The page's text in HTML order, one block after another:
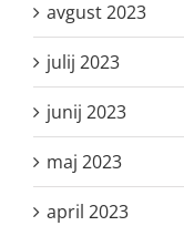
avgust 2023
julij 2023
junij 2023
maj 2023
april 2023